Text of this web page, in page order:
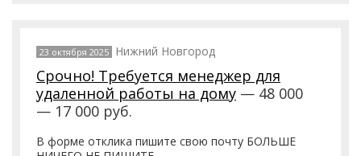
23 октября 2025 Нижний Новгород
Срочно! Требуется менеджер для
удаленной работы на дому — 48 000
— 17 000 руб.
В форме отклика пишите свою почту БОЛЬШЕ